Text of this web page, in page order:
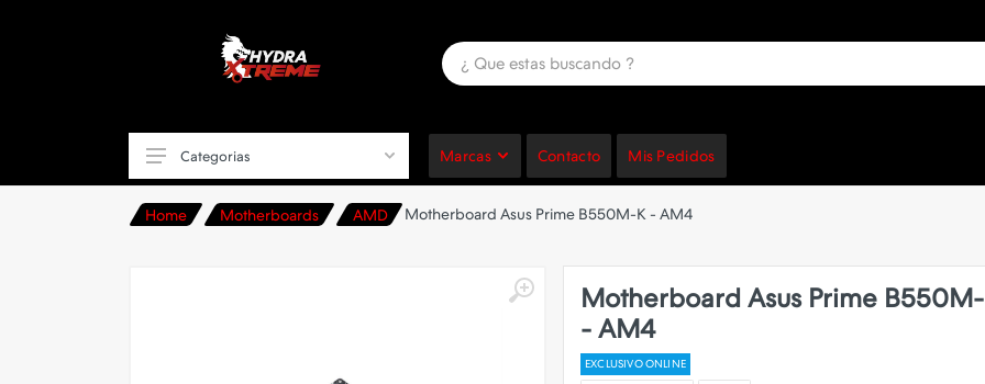
Categorias Marcas Contacto Mis Pedidos
Home Motherboards AMD Motherboard Asus Prime B550M-K - AM4
Motherboard Asus Prime
- AM4
EXCLUSIVO ONLINE